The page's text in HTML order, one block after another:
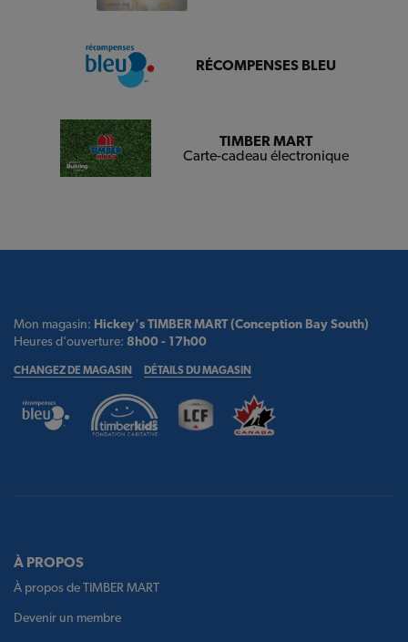
RÉCOMPENSES BLEU
TIMBER MART
Carte-cadeau électronique
Mon magasin: Hickey's TIMBER MART (Conception Bay South)
Heures d'ouverture: 8h00 - 17h00
CHANGEZ DE MAGASIN DÉTAILS DU MAGASIN
À PROPOS
À propos de TIMBER MART
Devenir un membre